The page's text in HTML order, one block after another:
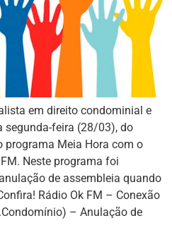
em direito condominial e
segunda-feira (28/03), do
programa Meia Hora com o
Neste programa foi
de assembleia quando
Rádio Ok FM – Conexão
– Anulação de